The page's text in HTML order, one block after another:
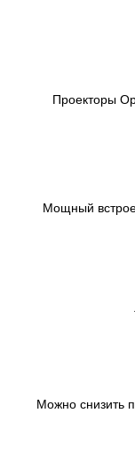
Проекторы
Мощный
Можно снизить